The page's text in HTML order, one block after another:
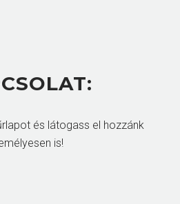
és látogass el hozzánk
is!